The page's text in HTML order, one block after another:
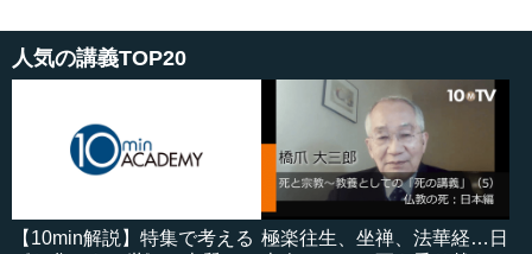
人気の講義TOP20
【10min解説】特集で考える 極楽往生、坐禅、法華経…日